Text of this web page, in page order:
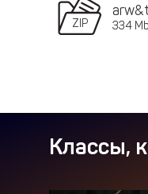
334 Mb
Классы,